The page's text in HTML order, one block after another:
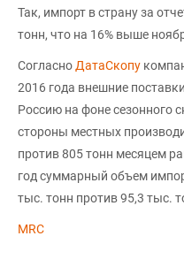
Так, импорт в страну за
тонн, что на 16% выше
Согласно ДатаСкопу
2016 года внешние
Россию на фоне сезонного
стороны местных
против 805 тонн месяцем
год суммарный объем
тыс. тонн против 95,3 тыс.
MRC